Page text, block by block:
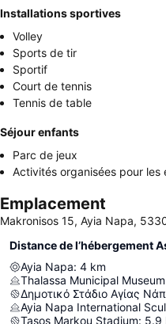
Installations sportives
Volley
Sports de tir
Sportif
Court de tennis
Tennis de table
Séjour enfants
Parc de jeux
Activités organisées pour les
Emplacement
Makronisos 15, Ayia Napa,
Distance de l’hébergement
Ayia Napa: 4 km
Thalassa Municipal Museum
Δημοτικό Στάδιο Αγίας
Tasos Markou Stadium: 5.9